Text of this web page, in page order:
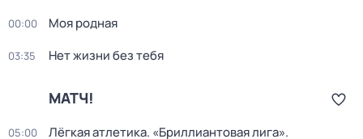
00:00 Моя родная
03:35 Нет жизни без тебя
МАТЧ!
05:00
Лёгкая атлетика. «Бриллиантовая лига».